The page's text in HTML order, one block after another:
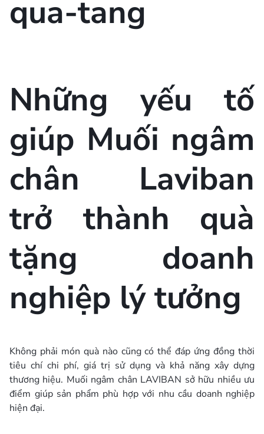
Những yếu tố
giúp Muối ngâm
chân Laviban
trở thành quà
tặng doanh
nghiệp lý tưởng
Không phải món quà nào cũng có thể đáp ứng đồng thời
tiêu chí chi phí, giá trị sử dụng và khả năng xây dựng
thương hiệu. Muối ngâm chân LAVIBAN sở hữu nhiều ưu
điểm giúp sản phẩm phù hợp với nhu cầu doanh nghiệp
hiện đại.